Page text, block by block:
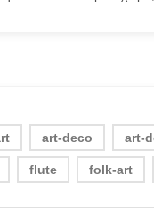
art-deco art-
flute folk-art